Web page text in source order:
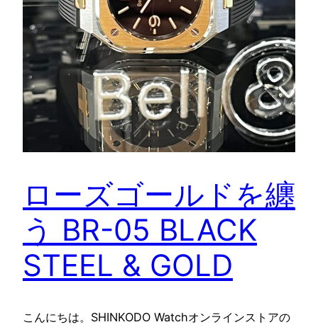
ローズゴールドを纏
う BR-05 BLACK
STEEL & GOLD
こんにちは。SHINKODO Watchオンラインストアの